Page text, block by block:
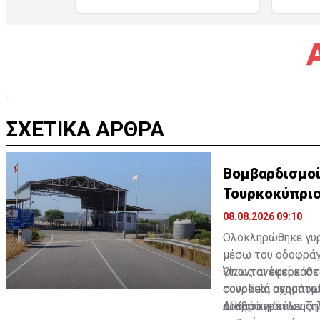
ΣΧΕΤΙΚΑ ΑΡΘΡΑ
08.08.2026 09:10
Ολοκληρώθηκε
μέσω του
γίνονται εκεί
τουρκική
οδοφραγμάτων
Όπως ανέφερε
συνοδεία
κ. Καρό η
Διαβάστε επίσης: